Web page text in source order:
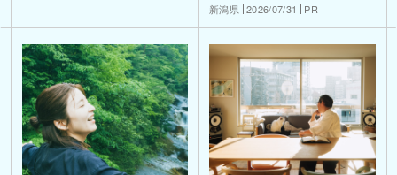
新潟県 2026/07/31 PR